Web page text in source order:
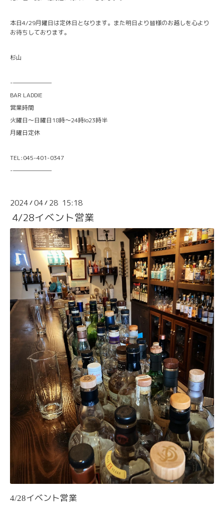
本日4/29月曜日は定休日となります。また明日より皆様のお越しを心より
お待ちしております。
杉山
-———————
BAR LADDIE
営業時間
火曜日〜日曜日18時〜24時lo23時半
月曜日定休
TEL:045-401-0347
-———————
2024/04/ 28 15:18
4/28イベント営業
4/28イベント営業